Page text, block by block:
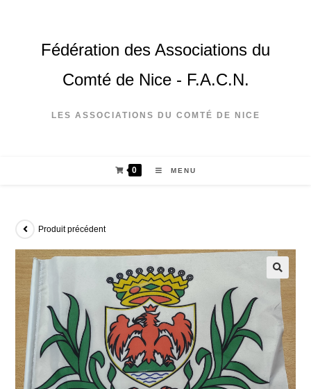
Fédération des Associations du
Comté de Nice - F.A.C.N.
LES ASSOCIATIONS DU COMTÉ DE NICE
0 MENU
Produit précédent